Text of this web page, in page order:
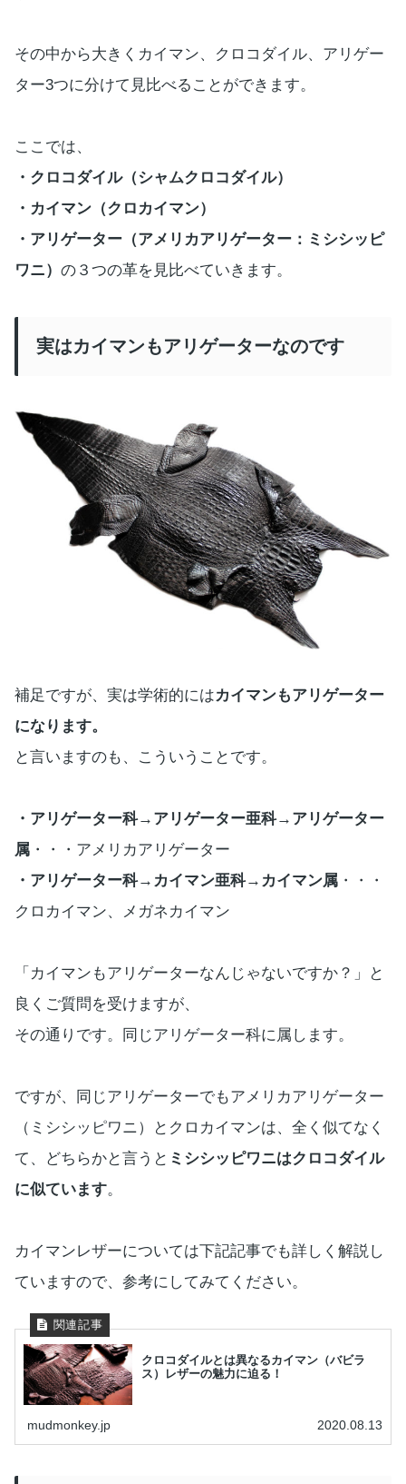
その中から大きくカイマン、クロコダイル、アリゲー
ター3つに分けて見比べることができます。
ここでは、
・クロコダイル（シャムクロコダイル）
・カイマン（クロカイマン）
・アリゲーター（アメリカアリゲーター：ミシシッピ
ワニ） の３つの革を見比べていきます。
実はカイマンもアリゲーターなのです
補足ですが、実は学術的にはカイマンもアリゲーター
になります。
と言いますのも、こういうことです。
・アリゲーター科→アリゲーター亜科→アリゲーター
属 ・・・アメリカアリゲーター
・アリゲーター科→カイマン亜科→カイマン属 ・・・
クロカイマン、メガネカイマン
「カイマンもアリゲーターなんじゃないですか？」と
良くご質問を受けますが、
その通りです。同じアリゲーター科に属します。
ですが、同じアリゲーターでもアメリカアリゲーター
（ミシシッピワニ）とクロカイマンは、全く似てなく
て、どちらかと言うと ミシシッピワニはクロコダイル
に似ています。
カイマンレザーについては下記記事でも詳しく解説し
ていますので、参考にしてみてください。
クロコダイルとは異なるカイマン（バビラ
ス）レザーの魅力に迫る！
mudmonkey.jp 2020.08.13